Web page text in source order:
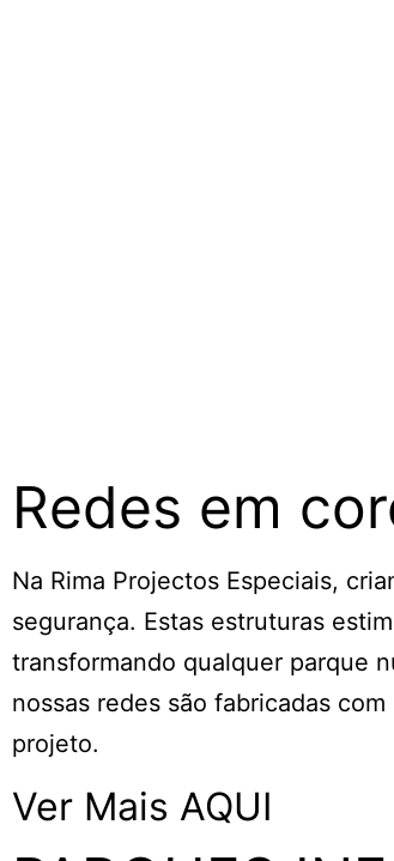
Redes em
Na Rima Projectos Especiais,
segurança. Estas estruturas
transformando qualquer parque
nossas redes são fabricadas
projeto.
Ver Mais AQUI